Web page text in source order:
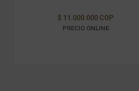
$ 11.000.000 COP
PRECIO ONLINE